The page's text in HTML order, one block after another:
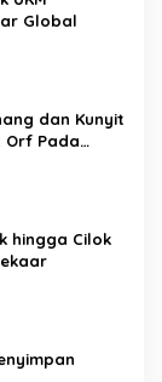
Global
dan Kunyit
Orf Pada
hingga Cilok